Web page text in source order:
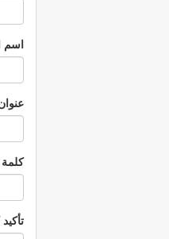
اسم
كلمة